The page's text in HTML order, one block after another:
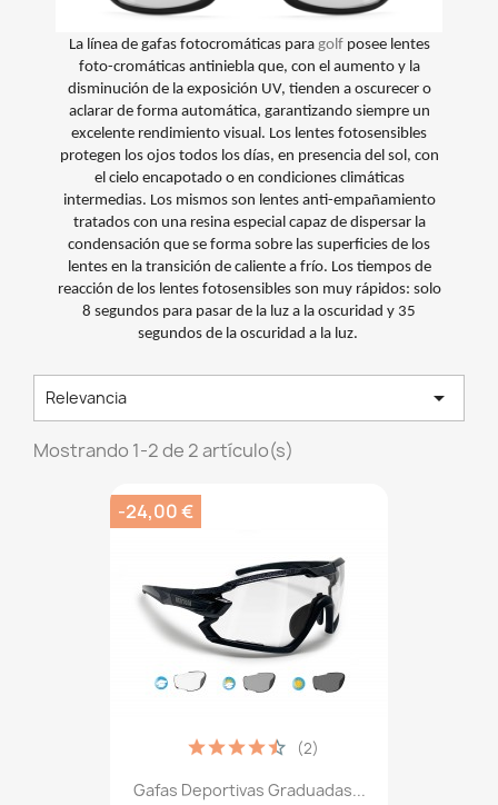
La línea de gafas fotocromáticas para golfposee lentes
foto-cromáticas antiniebla que, con el aumento y la
disminución de la exposición UV, tienden a oscurecer o
aclarar de forma automática, garantizando siempre un
excelente rendimiento visual. Los lentes fotosensibles
protegen los ojos todos los días, en presencia del sol, con
el cielo encapotado o en condiciones climáticas
intermedias. Los mismos son lentes anti-empañamiento
tratados con una resina especial capaz de dispersar la
condensación que se forma sobre las superficies de los
lentes en la transición de caliente a frío. Los tiempos de
reacción de los lentes fotosensibles son muy rápidos: solo
8 segundos para pasar de la luz a la oscuridad y 35
segundos de la oscuridad a la luz.
Relevancia 
Mostrando 1-2 de 2 artículo(s)
Gafas Deportivas Graduadas...
(2)
-24,00 €